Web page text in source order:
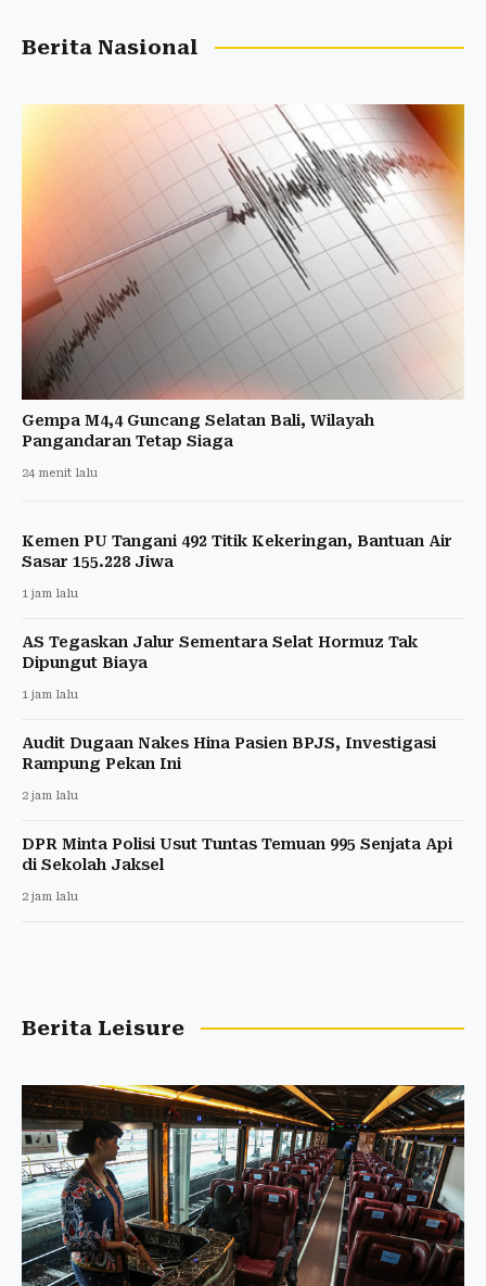
Berita Nasional
Gempa M4,4 Guncang Selatan Bali, Wilayah
Pangandaran Tetap Siaga
24 menit lalu
Kemen PU Tangani 492 Titik Kekeringan, Bantuan Air
Sasar 155.228 Jiwa
1 jam lalu
AS Tegaskan Jalur Sementara Selat Hormuz Tak
Dipungut Biaya
1 jam lalu
Audit Dugaan Nakes Hina Pasien BPJS, Investigasi
Rampung Pekan Ini
2 jam lalu
DPR Minta Polisi Usut Tuntas Temuan 995 Senjata Api
di Sekolah Jaksel
2 jam lalu
Berita Leisure